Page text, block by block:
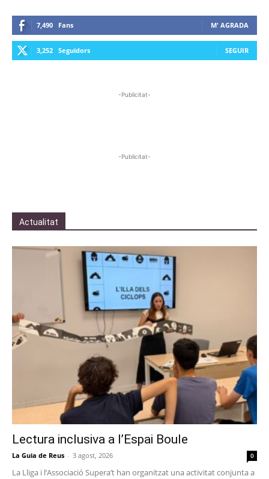
7,490 Fans M' AGRADA
3,252 Seguidors SEGUIR
-Publicitat-
-Publicitat-
Actualitat
Lectura inclusiva a l’Espai Boule
La Guia de Reus - 3 agost, 2026 0
La Lliga i l’Associació Supera’t han organitzat una activitat conjunta a